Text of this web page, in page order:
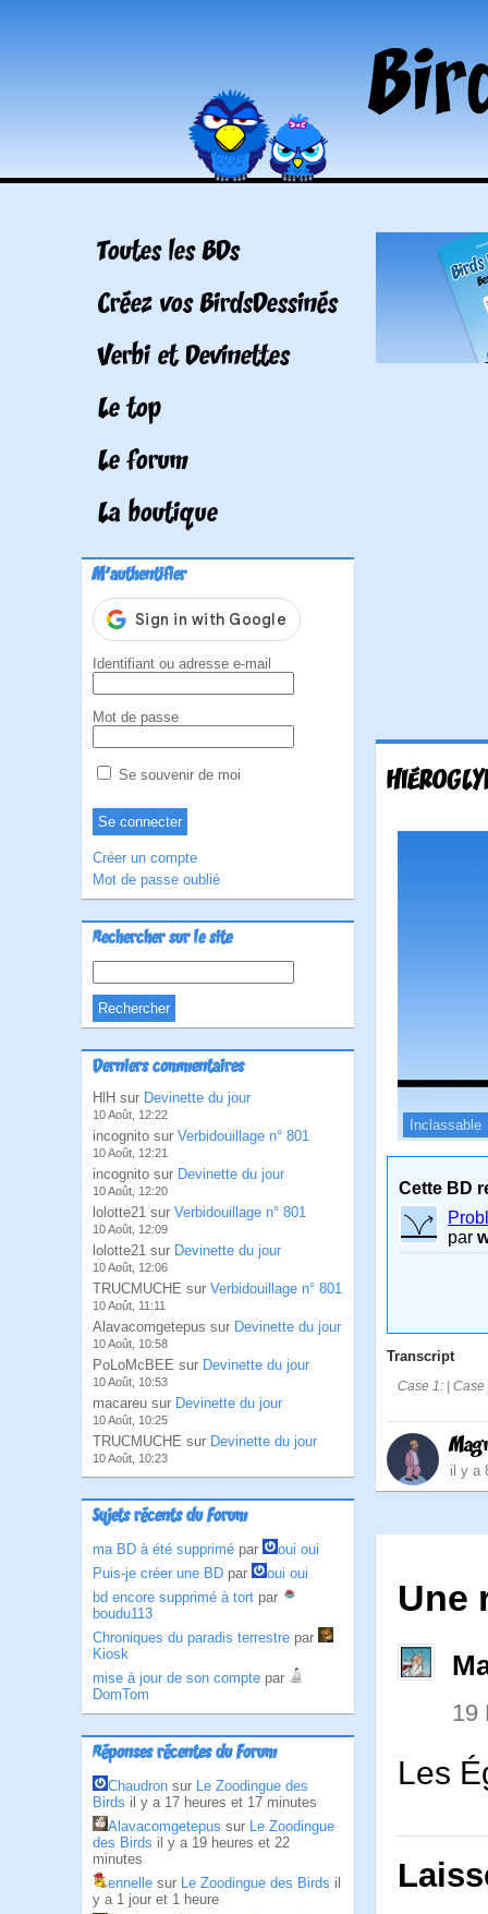
Toutes les BDs
Créez vos BirdsDessinés
Verbi et Devinettes
Le top
Le forum
La boutique
M'authentifier
Identifiant ou adresse e-mail
Mot de passe
Se souvenir de moi
Créer un compte
Mot de passe oublié
Rechercher sur le site
Derniers commentaires
HlH sur Devinette du jour
10 Août, 12:22
incognito sur Verbidouillage n° 801
10 Août, 12:21
incognito sur Devinette du jour
10 Août, 12:20
lolotte21 sur Verbidouillage n° 801
10 Août, 12:09
lolotte21 sur Devinette du jour
10 Août, 12:06
TRUCMUCHE sur Verbidouillage n° 801
10 Août, 11:11
Alavacomgetepus sur Devinette du jour
10 Août, 10:58
PoLoMcBEE sur Devinette du jour
10 Août, 10:53
macareu sur Devinette du jour
10 Août, 10:25
TRUCMUCHE sur Devinette du jour
10 Août, 10:23
Sujets récents du Forum
ma BD à été supprimé par
oui oui
Puis-je créer une BD par
oui oui
bd encore supprimé à tort par
boudu113
Chroniques du paradis terrestre par
Kiosk
mise à jour de son compte par
DomTom
Réponses récentes du Forum
Chaudron sur Le Zoodingue des
Birds il y a 17 heures et 17 minutes
Alavacomgetepus sur Le Zoodingue
des Birds il y a 19 heures et 22
minutes
ennelle sur Le Zoodingue des Birds il
y a 1 jour et 1 heure
Inclassable
Cette BD
par
Transcript
Case 1: |
il y a
Une
19
Les